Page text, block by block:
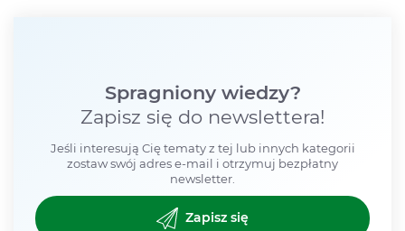
Spragniony wiedzy?
Zapisz się do newslettera!
Jeśli interesują Cię tematy z tej lub innych kategorii
zostaw swój adres e-mail i otrzymuj bezpłatny
newsletter.
Zapisz się